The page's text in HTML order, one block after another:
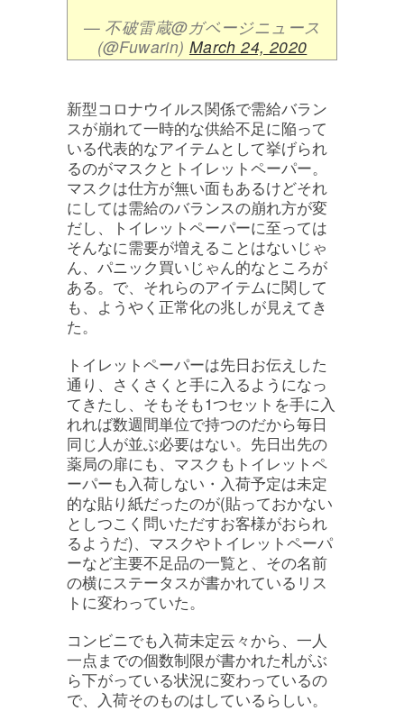
— 不破雷蔵@ガベージニュース
(@Fuwarin) March 24, 2020
新型コロナウイルス関係で需給バラン
スが崩れて一時的な供給不足に陥って
いる代表的なアイテムとして挙げられ
るのがマスクとトイレットペーパー。
マスクは仕方が無い面もあるけどそれ
にしては需給のバランスの崩れ方が変
だし、トイレットペーパーに至っては
そんなに需要が増えることはないじゃ
ん、パニック買いじゃん的なところが
ある。で、それらのアイテムに関して
も、ようやく正常化の兆しが見えてき
た。
トイレットペーパーは先日お伝えした
通り、さくさくと手に入るようになっ
てきたし、そもそも1つセットを手に入
れれば数週間単位で持つのだから毎日
同じ人が並ぶ必要はない。先日出先の
薬局の扉にも、マスクもトイレットペ
ーパーも入荷しない・入荷予定は未定
的な貼り紙だったのが(貼っておかない
としつこく問いただすお客様がおられ
るようだ)、マスクやトイレットペーパ
ーなど主要不足品の一覧と、その名前
の横にステータスが書かれているリス
トに変わっていた。
コンビニでも入荷未定云々から、一人
一点までの個数制限が書かれた札がぶ
ら下がっている状況に変わっているの
で、入荷そのものはしているらしい。